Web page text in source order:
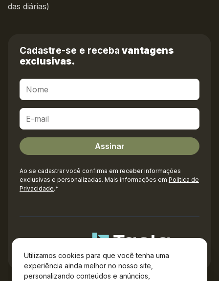
Utilizamos cookies para que você tenha uma
experiência ainda melhor no nosso site,
personalizando conteúdos e anúncios,
das diárias)
Cadastre-se e receba vantagens
exclusivas.
Ao se cadastrar você confirma em receber informações
exclusivas e personalizadas. Mais informações em Política de
Privacidade.*